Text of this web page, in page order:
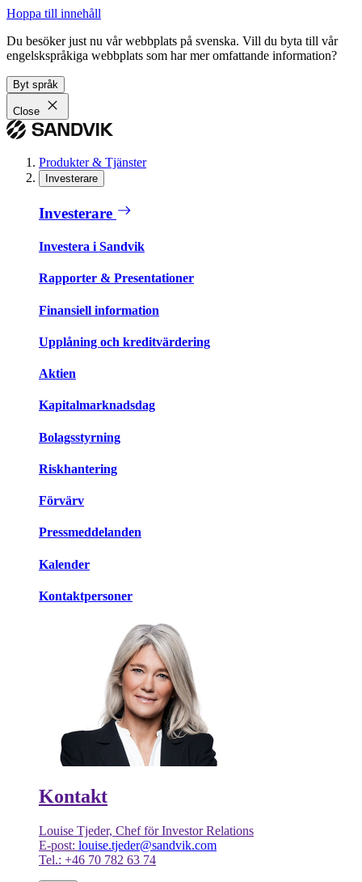
Hoppa till innehåll
Du besöker just nu vår webbplats på svenska. Vill du byta till vår
engelskspråkiga webbplats som har mer omfattande information?
Byt språk
Close
Produkter & Tjänster
Investerare
Investerare
Investera i Sandvik
Rapporter & Presentationer
Finansiell information
Upplåning och kreditvärdering
Aktien
Kapitalmarknadsdag
Bolagsstyrning
Riskhantering
Förvärv
Pressmeddelanden
Kalender
Kontaktpersoner
Kontakt
Louise Tjeder, Chef för Investor Relations
E-post: louise.tjeder@sandvik.com
Tel.: +46 70 782 63 74